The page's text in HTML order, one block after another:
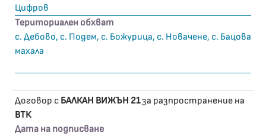
Цифров
Териториален обхват
с. Дебово, с. Подем, с. Божурица, с. Новачене, с. Бацова
махала
Договор с БАЛКАН ВИЖЪН 21за разпространение на
ВТК
Дата на подписване